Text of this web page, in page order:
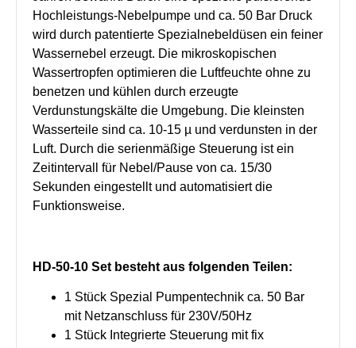
Hochleistungs-Nebelpumpe und ca. 50 Bar Druck
wird durch patentierte Spezialnebeldüsen ein feiner
Wassernebel erzeugt. Die mikroskopischen
Wassertropfen optimieren die Luftfeuchte ohne zu
benetzen und kühlen durch erzeugte
Verdunstungskälte die Umgebung. Die kleinsten
Wasserteile sind ca. 10-15 µ und verdunsten in der
Luft. Durch die serienmäßige Steuerung ist ein
Zeitintervall für Nebel/Pause von ca. 15/30
Sekunden eingestellt und automatisiert die
Funktionsweise.
HD-50-10 Set besteht aus folgenden Teilen:
1 Stück Spezial Pumpentechnik ca. 50 Bar
mit Netzanschluss für 230V/50Hz
1 Stück Integrierte Steuerung mit fix